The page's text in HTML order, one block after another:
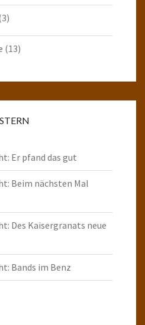
(13)
Er pfand das gut
Beim nächsten Mal
Des Kaisergranats neue
Bands im Benz